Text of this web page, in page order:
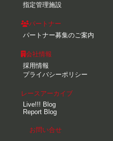
指定管理施設
パートナー
パートナー募集のご案内
会社情報
採用情報
プライバシーポリシー
レースアーカイブ
Live!!! Blog
Report Blog
お問い合せ